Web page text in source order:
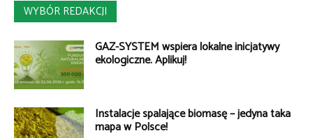
WYBÓR REDAKCJI
GAZ-SYSTEM wspiera lokalne inicjatywy
ekologiczne. Aplikuj!
Instalacje spalające biomasę – jedyna taka
mapa w Polsce!